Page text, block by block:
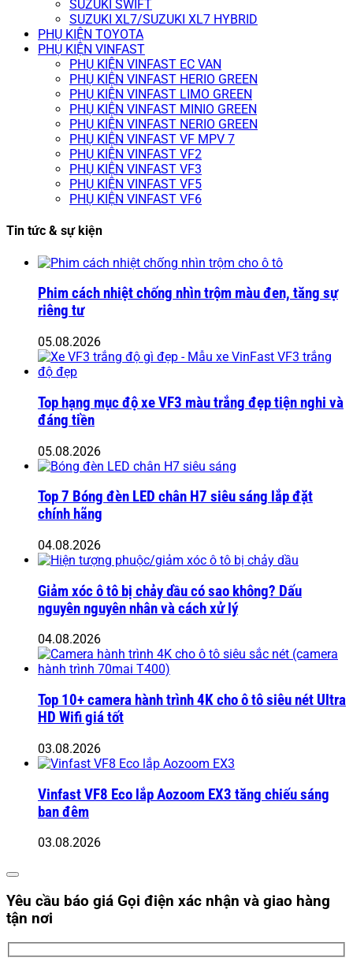
SUZUKI SWIFT
SUZUKI XL7/SUZUKI XL7 HYBRID
PHỤ KIỆN TOYOTA
PHỤ KIỆN VINFAST
PHỤ KIỆN VINFAST EC VAN
PHỤ KIỆN VINFAST HERIO GREEN
PHỤ KIỆN VINFAST LIMO GREEN
PHỤ KIỆN VINFAST MINIO GREEN
PHỤ KIỆN VINFAST NERIO GREEN
PHỤ KIỆN VINFAST VF MPV 7
PHỤ KIỆN VINFAST VF2
PHỤ KIỆN VINFAST VF3
PHỤ KIỆN VINFAST VF5
PHỤ KIỆN VINFAST VF6
Tin tức & sự kiện
Phim cách nhiệt chống nhìn trộm màu đen, tăng sự
riêng tư
05.08.2026
Top hạng mục độ xe VF3 màu trắng đẹp tiện nghi và
đáng tiền
05.08.2026
Top 7 Bóng đèn LED chân H7 siêu sáng lắp đặt
chính hãng
04.08.2026
Giảm xóc ô tô bị chảy dầu có sao không? Dấu
nguyên nguyên nhân và cách xử lý
04.08.2026
Top 10+ camera hành trình 4K cho ô tô siêu nét Ultra
HD Wifi giá tốt
03.08.2026
Vinfast VF8 Eco lắp Aozoom EX3 tăng chiếu sáng
ban đêm
03.08.2026
Yêu cầu báo giá Gọi điện xác nhận và giao hàng
tận nơi